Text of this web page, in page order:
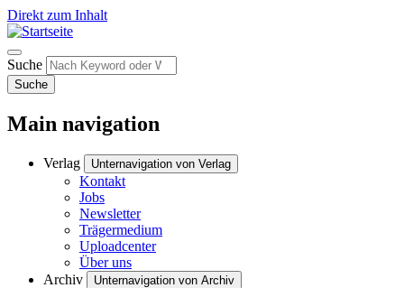
Direkt zum Inhalt
Suche
Suche
Main navigation
Verlag Unternavigation von Verlag
Kontakt
Jobs
Newsletter
Trägermedium
Uploadcenter
Über uns
Archiv
Unternavigation von Archiv